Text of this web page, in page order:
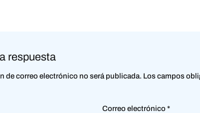
respuesta
de correo electrónico no será publicada. Los campos
Correo electrónico*